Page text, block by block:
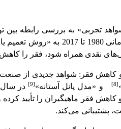
تجربی» به بررسی رابطه بین
لحظه‌ها»
نقدی همراه شود، فقر را
و کاهش فقر: شواهد جدیدی از
[8] و «مدل پانل آستانه» [9]
فقر ماهی­گیران را تأیید
پشتیبانی می‌کند.